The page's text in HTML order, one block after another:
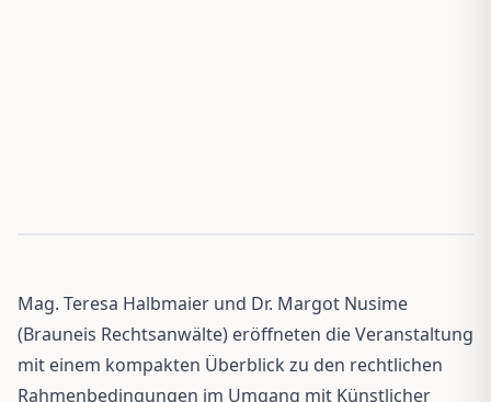
Mag. Teresa Halbmaier und Dr. Margot Nusime
(Brauneis Rechtsanwälte) eröffneten die Veranstaltung
mit einem kompakten Überblick zu den rechtlichen
Rahmenbedingungen im Umgang mit Künstlicher